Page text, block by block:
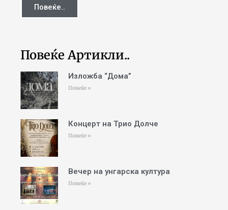
Повеќе..
Повеќе Артикли..
Изложба “Дома”
Повеќе »
Концерт на Трио Долче
Повеќе »
Вечер на унгарска култура
Повеќе »